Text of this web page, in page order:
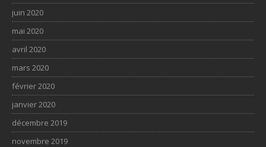
juin 2020
mai 2020
avril 2020
mars 2020
février 2020
janvier 2020
décembre 2019
novembre 2019